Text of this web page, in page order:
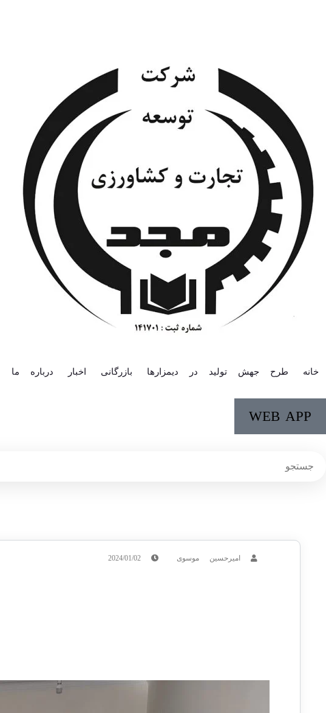
خانه طرح جهش تولید در دیمزارها بازرگانی اخبار درباره ما
WEB APP
امیرحسین موسوی 2024/01/02